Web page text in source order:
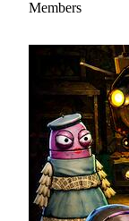
Members